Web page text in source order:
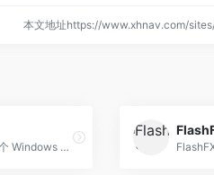
本文地址https://www.xhnav.com/
WinSCP 是一个 Windows 环境下使用的 SSH 的开源图形化 SFTP 客户端。同时支持 SCP 协议。它的主要功能是在本地与远程计算机间安全地复制文件，并且可以直接编辑 文件。